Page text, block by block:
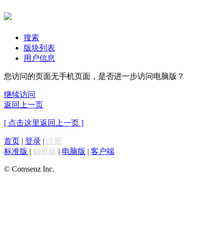
搜索
版块列表
用户信息
您访问的页面无手机页面，是否进一步访问电脑版？
继续访问
返回上一页
[ 点击这里返回上一页 ]
首页 | 登录 | 注册
标准版 | 触屏版 | 电脑版 | 客户端
© Comsenz Inc.